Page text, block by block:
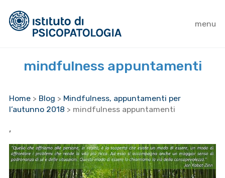
menu
mindfulness appuntamenti
Home > Blog > Mindfulness, appuntamenti per
l’autunno 2018 > mindfulness appuntamenti
,